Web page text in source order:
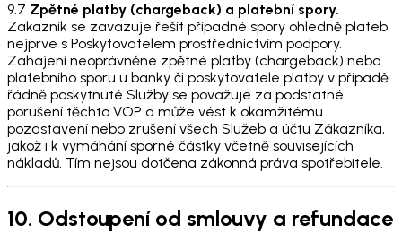
9.7 Zpětné platby (chargeback) a platební spory.
Zákazník se zavazuje řešit případné spory ohledně plateb
nejprve s Poskytovatelem prostřednictvím podpory.
Zahájení neoprávněné zpětné platby (chargeback) nebo
platebního sporu u banky či poskytovatele platby v případě
řádně poskytnuté Služby se považuje za podstatné
porušení těchto VOP a může vést k okamžitému
pozastavení nebo zrušení všech Služeb a účtu Zákazníka,
jakož i k vymáhání sporné částky včetně souvisejících
nákladů. Tím nejsou dotčena zákonná práva spotřebitele.
10. Odstoupení od smlouvy a refundace